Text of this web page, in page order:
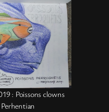
: Poissons clowns